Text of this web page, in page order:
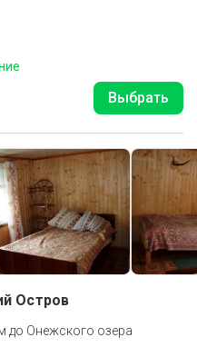
Выбрать
Остров
до Онежского озера